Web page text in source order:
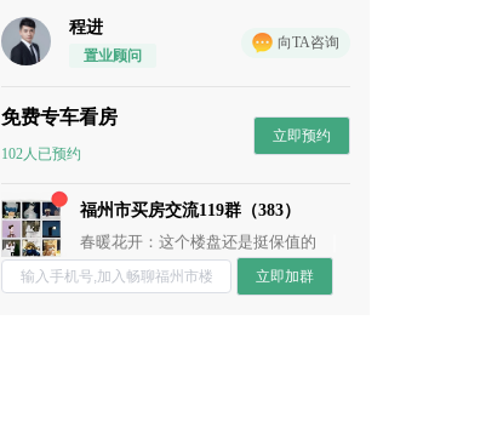
程进
置业顾问
向TA咨询
免费专车看房
102人已预约
立即预约
福州市买房交流119群（383）
小石头：地段还行
董董：谁来点评下这个盘？
七七妈：性价比高
流年：周末一起约看房呀
春暖花开：这个楼盘还是挺保值的
chun：附近的商业配置怎么样？
立即加群